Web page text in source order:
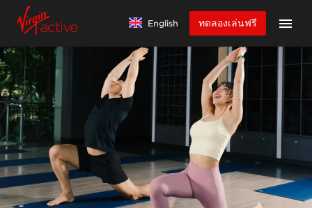
English ทดลองเล่นฟรี